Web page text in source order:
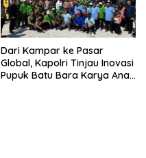
Dari Kampar ke Pasar
Global, Kapolri Tinjau Inovasi
Pupuk Batu Bara Karya Anak